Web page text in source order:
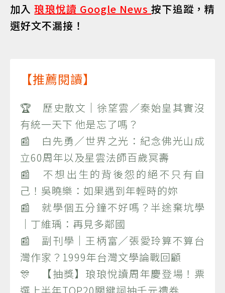
加入琅琅悅讀 Google News按下追蹤，精
選好文不漏接！
【推薦閱讀】
🏆 歷史散文｜徐望雲／秦始皇其實沒
有統一天下 他是忘了嗎？
📰 白先勇／世界之光：紀念佛光山成
立60周年以及星雲法師百歲冥壽
📰 不想出生的背後怨的絕不只有自
己！吳曉樂：如果遇到年輕時的妳
📰 就學個五分鐘不好嗎？半途棄坑學
｜丁維瑀：再見多鄰國
📰 副刊學｜王柄富／張愛玲算不算台
灣作家？1999年台灣文學論戰回顧
🎊 【抽獎】琅琅悅讀周年慶登場！票